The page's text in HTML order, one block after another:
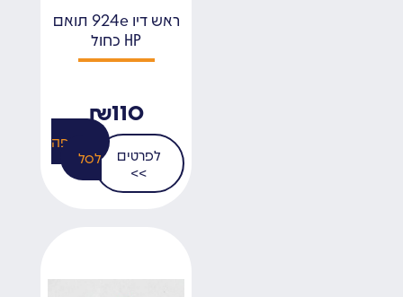
ראש דיו 924e תואם
HP כחול
₪110
לפרטים
>>
הוספה
לסל